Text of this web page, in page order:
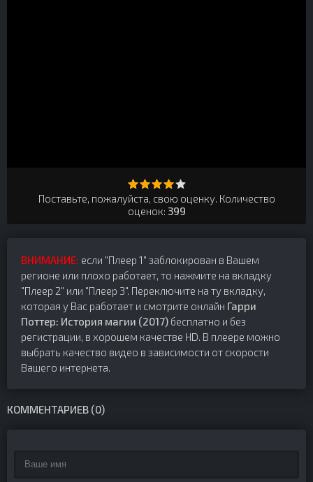
Поставьте, пожалуйста, свою оценку. Количество
оценок: 399
ВНИМАНИЕ: если "Плеер 1" заблокирован в Вашем
регионе или плохо работает, то нажмите на вкладку
"Плеер 2" или "Плеер 3". Переключите на ту вкладку,
которая у Вас работает и смотрите онлайн Гарри
Поттер: История магии (2017) бесплатно и без
регистрации, в хорошем качестве HD. В плеере можно
выбрать качество видео в зависимости от скорости
Вашего интернета.
КОММЕНТАРИЕВ (0)